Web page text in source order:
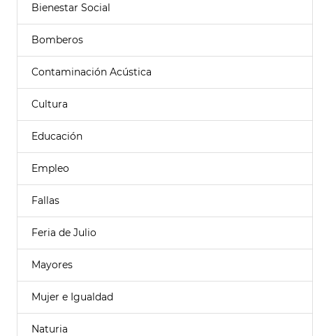
Bienestar Social
Bomberos
Contaminación Acústica
Cultura
Educación
Empleo
Fallas
Feria de Julio
Mayores
Mujer e Igualdad
Naturia